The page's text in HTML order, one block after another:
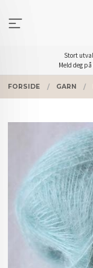
innholdet
Stort
Meld deg
FORSIDE GARN